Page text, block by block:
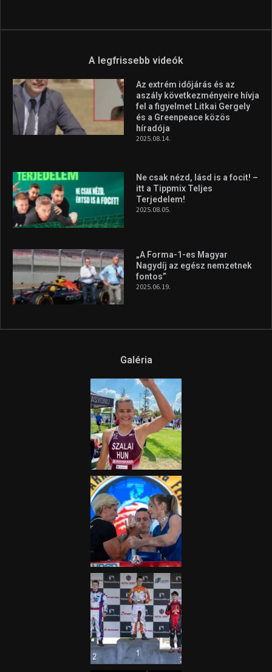
A legfrissebb videók
Az extrém időjárás és az
aszály következményeire hívja
fel a figyelmet Litkai Gergely
és a Greenpeace közös
híradója
2025.08.14.
Ne csak nézd, lásd is a focit! –
itt a Tippmix Teljes
Terjedelem!
2025.08.05.
„A Forma-1-es Magyar
Nagydíj az egész nemzetnek
fontos”
2025.06.19.
Galéria